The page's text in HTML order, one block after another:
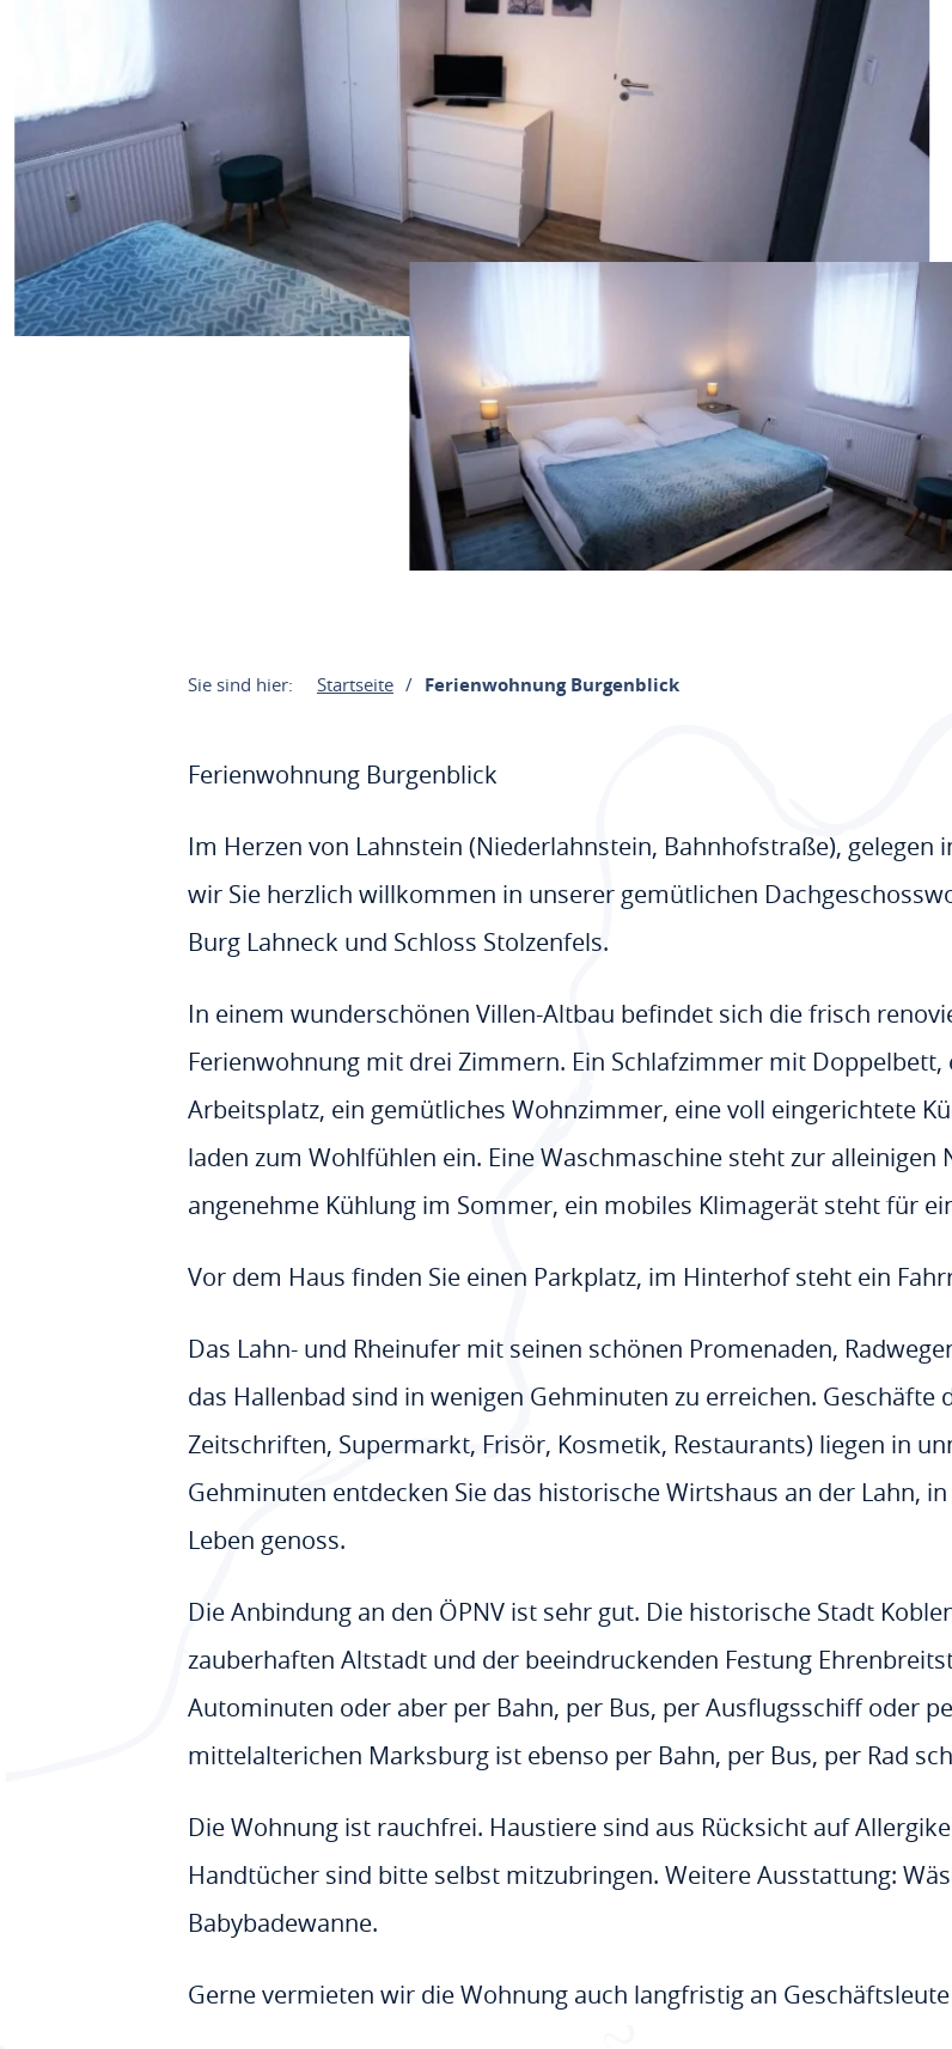
Sie sind hier: Startseite Ferienwohnung Burgenblick
Ferienwohnung Burgenblick
Im Herzen von Lahnstein (Niederlahnstein, Bahnhofstraße),
wir Sie herzlich willkommen in unserer gemütlichen
Burg Lahneck und Schloss Stolzenfels.
In einem wunderschönen Villen-Altbau befindet sich die frisch
Ferienwohnung mit drei Zimmern. Ein Schlafzimmer mit
Arbeitsplatz, ein gemütliches Wohnzimmer, eine voll eingerichtete
laden zum Wohlfühlen ein. Eine Waschmaschine steht zur
angenehme Kühlung im Sommer, ein mobiles Klimagerät steht für
Vor dem Haus finden Sie einen Parkplatz, im Hinterhof steht ein
Das Lahn- und Rheinufer mit seinen schönen Promenaden,
das Hallenbad sind in wenigen Gehminuten zu erreichen. Geschäfte
Zeitschriften, Supermarkt, Frisör, Kosmetik, Restaurants) liegen in
Gehminuten entdecken Sie das historische Wirtshaus an der Lahn,
Leben genoss.
Die Anbindung an den ÖPNV ist sehr gut. Die historische Stadt
zauberhaften Altstadt und der beeindruckenden Festung
Autominuten oder aber per Bahn, per Bus, per Ausflugsschiff oder
mittelalterichen Marksburg ist ebenso per Bahn, per Bus, per Rad
Die Wohnung ist rauchfrei. Haustiere sind aus Rücksicht auf
Handtücher sind bitte selbst mitzubringen. Weitere Ausstattung:
Babybadewanne.
Gerne vermieten wir die Wohnung auch langfristig an